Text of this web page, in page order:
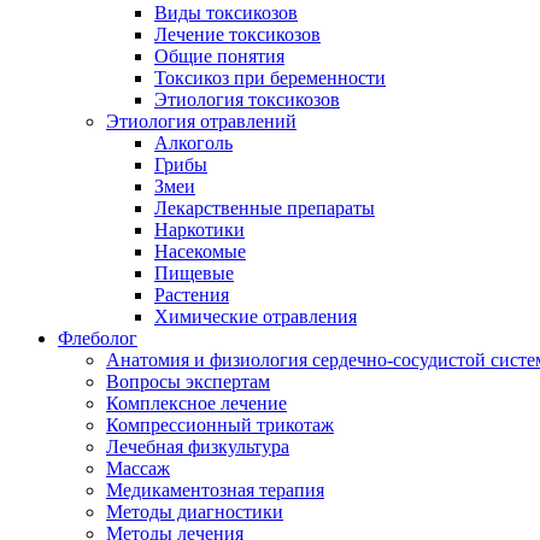
Виды токсикозов
Лечение токсикозов
Общие понятия
Токсикоз при беременности
Этиология токсикозов
Этиология отравлений
Алкоголь
Грибы
Змеи
Лекарственные препараты
Наркотики
Насекомые
Пищевые
Растения
Химические отравления
Флеболог
Анатомия и физиология сердечно-сосудистой
Вопросы экспертам
Комплексное лечение
Компрессионный трикотаж
Лечебная физкультура
Массаж
Медикаментозная терапия
Методы диагностики
Методы лечения